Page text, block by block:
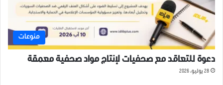
منوعات
دعوة للتعاقد مع صحفيات لإنتاج مواد صحفية معمقة
28 يوليو، 2026